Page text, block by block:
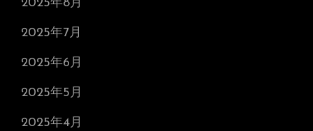
2025年8月
2025年7月
2025年6月
2025年5月
2025年4月